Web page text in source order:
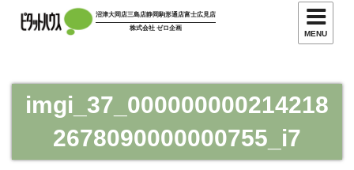
ツ
ッ
沼津大岡店三島店静岡駒形通店富士広見店
株式会社 ゼロ企画
MENU
imgi_37_000000000214218
2678090000000755_i7